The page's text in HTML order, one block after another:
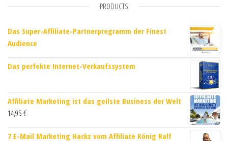
PRODUCTS
Das Super-Affiliate-Partnerprogramm der Finest
Audience
Das perfekte Internet-Verkaufssystem
Affiliate Marketing ist das geilste Business der Welt
14,95 €
7 E-Mail Marketing Hackz vom Affiliate König Ralf